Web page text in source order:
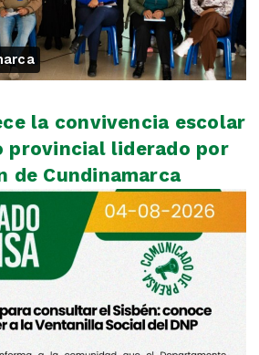
la convivencia escolar
provincial liderado por
de Cundinamarca